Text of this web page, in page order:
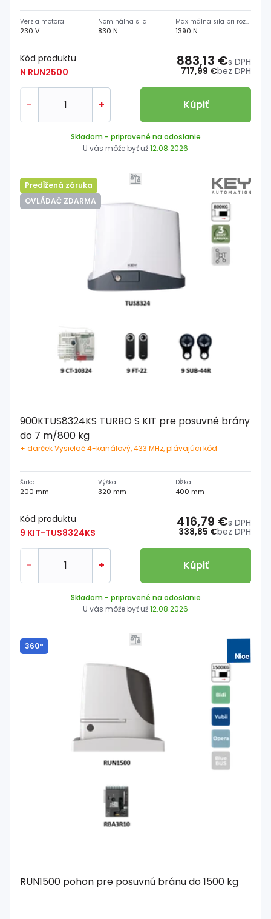
Verzia motora
230 V
Nominálna sila
830 N
Maximálna sila pri rozbehu
1390 N
Kód produktu
N RUN2500
717,99 €bez DPH
883,13 €s DPH
- + Kúpiť
Skladom - pripravené na odoslanie
U vás môže byť už12.08.2026
Predĺžená záruka
OVLÁDAČ ZDARMA
900KTUS8324KS TURBO S KIT pre posuvné brány
do 7 m/800 kg
+ darček Vysielač 4-kanálový, 433 MHz, plávajúci kód
Šírka
200 mm
Výška
320 mm
Dĺžka
400 mm
Kód produktu
9 KIT-TUS8324KS
338,85 €bez DPH
416,79 €s DPH
- + Kúpiť
Skladom - pripravené na odoslanie
U vás môže byť už12.08.2026
360°
RUN1500 pohon pre posuvnú bránu do 1500 kg